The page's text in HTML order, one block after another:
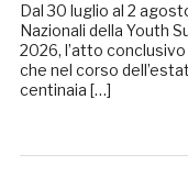
Dal 30 luglio al 2
Nazionali della Youth
2026, l’atto
che nel corso
centinaia […]